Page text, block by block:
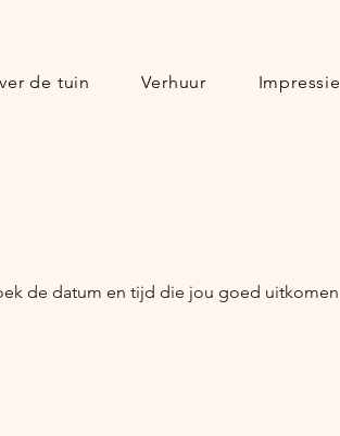
de tuin Verhuur Impressie
de datum en tijd die jou goed uitkomen